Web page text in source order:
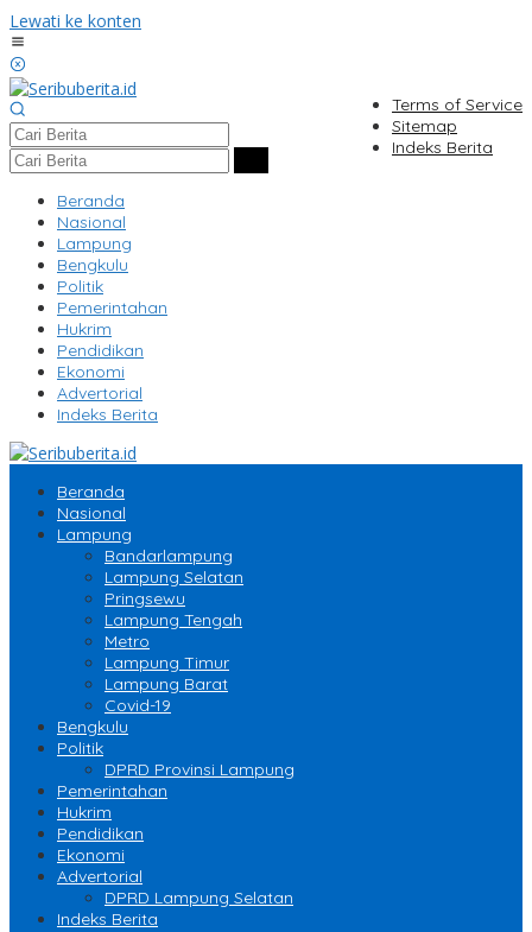
Lewati ke konten
Terms of Service
Sitemap
Indeks Berita
Beranda
Nasional
Lampung
Bengkulu
Politik
Pemerintahan
Hukrim
Pendidikan
Ekonomi
Advertorial
Indeks Berita
Beranda
Nasional
Lampung
Bandarlampung
Lampung Selatan
Pringsewu
Lampung Tengah
Metro
Lampung Timur
Lampung Barat
Covid-19
Bengkulu
Politik
DPRD Provinsi Lampung
Pemerintahan
Hukrim
Pendidikan
Ekonomi
Advertorial
DPRD Lampung Selatan
Indeks Berita